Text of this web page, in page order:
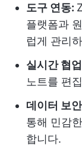
도구 연동:
플랫폼과
럽게 관리
실시간 협
노트를 편
데이터 보
통해 민감
합니다.